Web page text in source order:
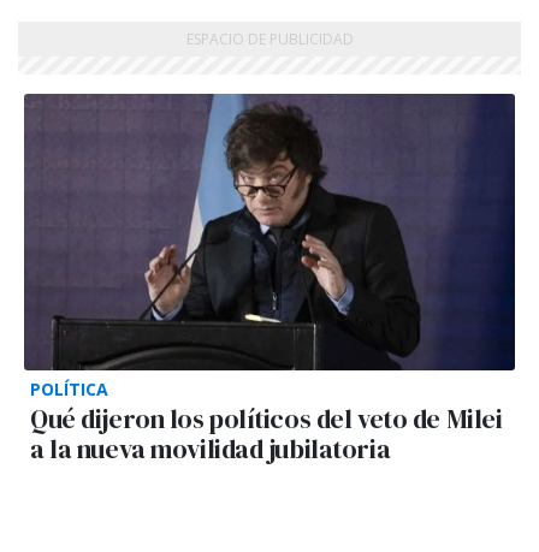
POLÍTICA
Qué dijeron los políticos del veto de Milei
a la nueva movilidad jubilatoria